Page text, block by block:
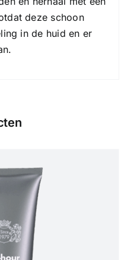
deze schoon
in de huid en er